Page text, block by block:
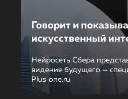
Говорит и
искусственный
Нейросеть Сбера
видение будущего —
Plus‑one.ru